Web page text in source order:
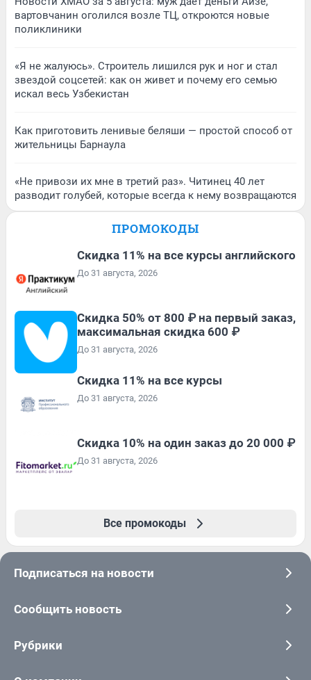
вартовчанин оголился возле ТЦ, откроются новые
поликлиники
«Я не жалуюсь». Строитель лишился рук и ног и стал
звездой соцсетей: как он живет и почему его семью
искал весь Узбекистан
Как приготовить ленивые беляши — простой способ от
жительницы Барнаула
«Не привози их мне в третий раз». Читинец 40 лет
разводит голубей, которые всегда к нему возвращаются
ПРОМОКОДЫ
Скидка 11% на все курсы английского
До 31 августа, 2026
Скидка 50% от 800 ₽ на первый заказ,
максимальная скидка 600 ₽
До 31 августа, 2026
Скидка 11% на все курсы
До 31 августа, 2026
Скидка 10% на один заказ до 20 000 ₽
До 31 августа, 2026
Все промокоды
Подписаться на новости
Сообщить новость
Рубрики